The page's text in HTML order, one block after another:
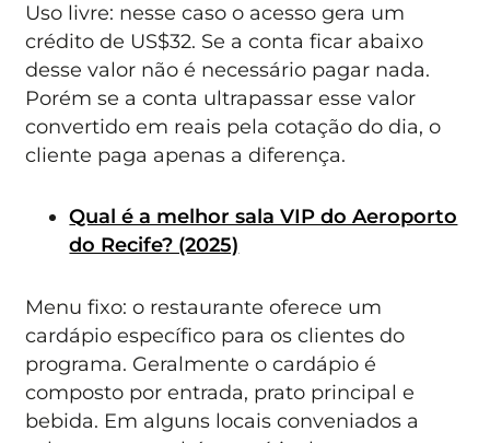
Uso livre: nesse caso o acesso gera um
crédito de US$32. Se a conta ficar abaixo
desse valor não é necessário pagar nada.
Porém se a conta ultrapassar esse valor
convertido em reais pela cotação do dia, o
cliente paga apenas a diferença.
Qual é a melhor sala VIP do Aeroporto
do Recife? (2025)
Menu fixo: o restaurante oferece um
cardápio específico para os clientes do
programa. Geralmente o cardápio é
composto por entrada, prato principal e
bebida. Em alguns locais conveniados a